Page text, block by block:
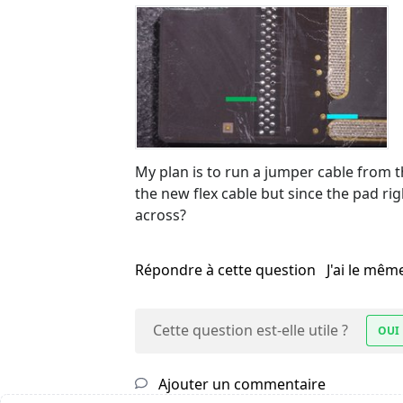
My plan is to run a jumper cable from
the new flex cable but since the pad
across?
Répondre à cette question J'ai le
Cette question est-elle utile ? OUI
Ajouter un commentaire